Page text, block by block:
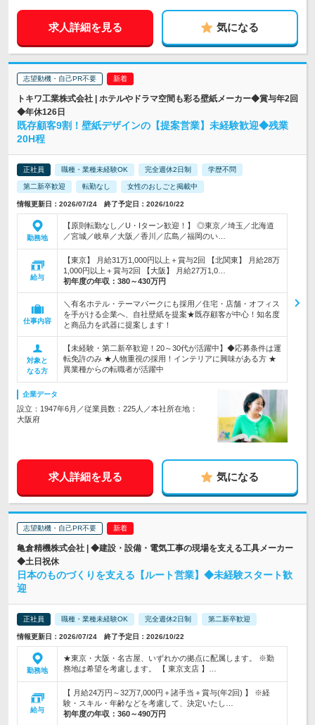
求人詳細を見る 気になる
志望動機・自己PR不要
トキワ工業株式会社 | ホテルやドラマ空間も彩る壁紙メーカー◆賞与年2回
◆年休126日
既存顧客9割！壁紙デザインの【提案営業】未経験歓迎◆残業
20H程
正社員 職種・業種未経験OK 完全週休2日制 学歴不問
第二新卒歓迎 転勤なし 女性のおしごと掲載中
情報更新日：2026/07/24 終了予定日：2026/10/22
勤務地
【原則転勤なし／U・Iターン歓迎！】 ◎東京／埼玉／北海道
／宮城／岐阜／大阪／香川／広島／福岡のい…
給与
【東京】 月給31万1,000円以上＋賞与2回 【北関東】 月給28万
1,000円以上＋賞与2回 【大阪】 月給27万1,0…
初年度の年収： 380～430万円
仕事内容
＼有名ホテル・テーマパークにも採用／住宅・店舗・オフィス
を手がける企業へ、自社壁紙を提案★既存顧客が中心！知名度
と商品力を武器に提案します！
対象と
なる方
【未経験・第二新卒歓迎！20～30代が活躍中】◆応募条件は運
転免許のみ ★人物重視の採用！インテリアに興味がある方 ★
異業種からの転職者が活躍中
企業データ
設立：1947年6月／従業員数：225人／本社所在地：
大阪府
求人詳細を見る 気になる
志望動機・自己PR不要
亀倉精機株式会社 | ◆建設・設備・電気工事の現場を支える工具メーカー
◆土日祝休
日本のものづくりを支える【ルート営業】◆未経験スタート歓
迎
正社員 職種・業種未経験OK 完全週休2日制 第二新卒歓迎
情報更新日：2026/07/24 終了予定日：2026/10/22
勤務地
★東京・大阪・名古屋、いずれかの拠点に配属します。 ※勤
務地は希望を考慮します。 【 東京支店 】…
給与
【 月給24万円～32万7,000円＋諸手当＋賞与(年2回) 】 ※経
験・スキル・年齢などを考慮して、決定いたし…
初年度の年収： 360～490万円